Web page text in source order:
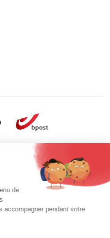
de
accompagner pendant votre